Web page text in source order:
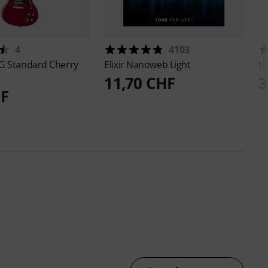
4
Standard Cherry
4103
Elixir Nanoweb Light
11,70 CHF